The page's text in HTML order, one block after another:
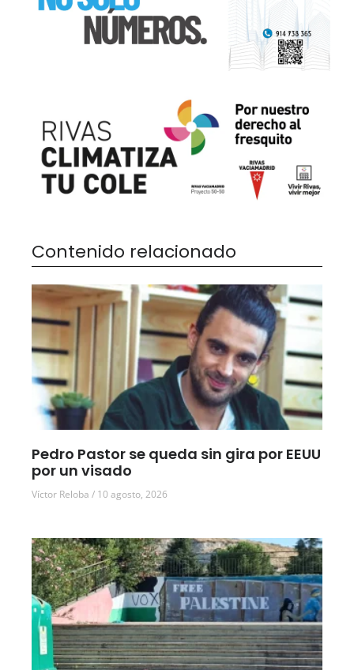
Contenido relacionado
Pedro Pastor se queda sin gira por EEUU
por un visado
Víctor Reloba 10 agosto, 2026